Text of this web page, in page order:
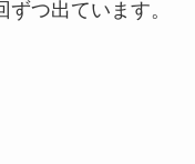
つ出ています。